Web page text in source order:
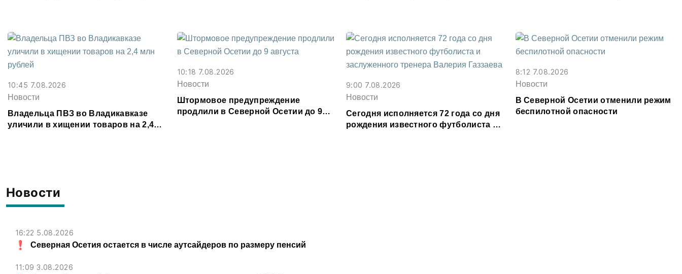
Новости
16:22 5.08.2026
Северная Осетия остается в числе аутсайдеров по размеру пенсий
11:09 3.08.2026
10:45 7.08.2026
Новости
Владельца ПВЗ во Владикавказе
уличили в хищении товаров на 2,4
10:18 7.08.2026
Новости
Штормовое предупреждение
продлили в Северной Осетии до 9
9:00 7.08.2026
Новости
Сегодня исполняется 72 года со дня
рождения известного футболиста и
8:12 7.08.2026
Новости
В Северной Осетии отменили режим
беспилотной опасности